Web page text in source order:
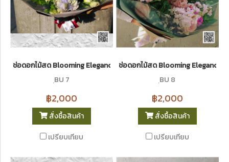
ช่อดอกไม้สด Blooming Elegance 7
ฺBU 7
฿2,000
สั่งซื้อสินค้า
เปรียบเทียบ
ช่อดอกไม้สด Blooming Elegance 8
ฺBU 8
฿2,000
สั่งซื้อสินค้า
เปรียบเทียบ